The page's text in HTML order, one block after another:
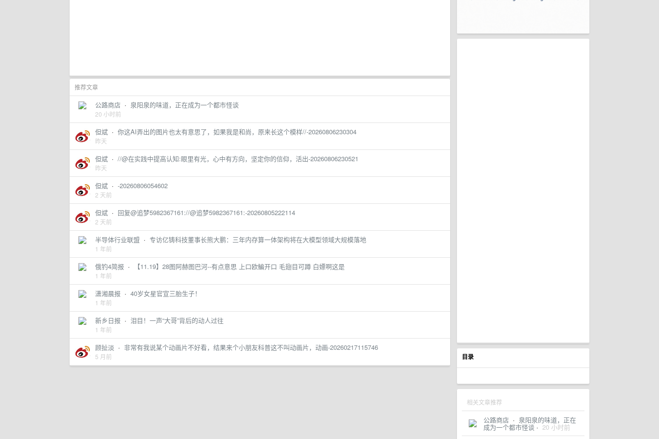
目录
相关文章推荐
公路商店 · 泉阳泉的味道，正在
成为一个都市怪谈 · 20 小时前
推荐文章
公路商店 · 泉阳泉的味道，正在成为一个都市怪谈
20 小时前
但斌 · 你这AI弄出的图片也太有意思了，如果我是和尚，原来长这个模样//-20260806230304
昨天
但斌 · //@在实践中提高认知:眼里有光，心中有方向，坚定你的信仰，活出-20260806230521
昨天
但斌 · -20260806054602
2 天前
但斌 · 回复@追梦5982367161://@追梦5982367161:-20260805222114
2 天前
半导体行业联盟 · 专访亿铸科技董事长熊大鹏：三年内存算一体架构将在大模型领域大规模落地
1 年前
俄钓4简报 · 【11.19】28图阿赫图巴河--有点意思 上口欧鳊开口 毛翅目可蹲 白嫖啊这是
1 年前
潇湘晨报 · 40岁女星官宣三胎生子！
1 年前
新乡日报 · 泪目！一声“大哥”背后的动人过往
1 年前
顾扯淡 · 非常有我说某个动画片不好看，结果来个小朋友科普这不叫动画片，动画-20260217115746
5 月前